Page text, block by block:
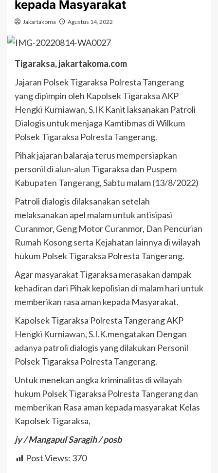
kepada Masyarakat
Jakartakoma Agustus 14, 2022
Tigaraksa, jakartakoma.com
Jajaran Polsek Tigaraksa Polresta Tangerang
yang dipimpin oleh Kapolsek Tigaraksa AKP
Hengki Kurniawan, S.IK Kanit laksanakan Patroli
Dialogis untuk menjaga Kamtibmas di Wilkum
Polsek Tigaraksa Polresta Tangerang.
Pihak jajaran balaraja terus mempersiapkan
personil di alun-alun Tigaraksa dan Puspem
Kabupaten Tangerang, Sabtu malam (13/8/2022)
Patroli dialogis dilaksanakan setelah
melaksanakan apel malam untuk antisipasi
Curanmor, Geng Motor Curanmor, Dan Pencurian
Rumah Kosong serta Kejahatan lainnya di wilayah
hukum Polsek Tigaraksa Polresta Tangerang.
Agar masyarakat Tigaraksa merasakan dampak
kehadiran dari Pihak kepolisian di malam hari untuk
memberikan rasa aman kepada Masyarakat.
Kapolsek Tigaraksa Polresta Tangerang AKP
Hengki Kurniawan, S.I.K.mengatakan Dengan
adanya patroli dialogis yang dilakukan Personil
Polsek Tigaraksa Polresta Tangerang.
Untuk menekan angka kriminalitas di wilayah
hukum Polsek Tigaraksa Polresta Tangerang dan
memberikan Rasa aman kepada masyarakat Kelas
Kapolsek Tigaraksa,
jy / Mangapul Saragih / posb
Post Views: 370